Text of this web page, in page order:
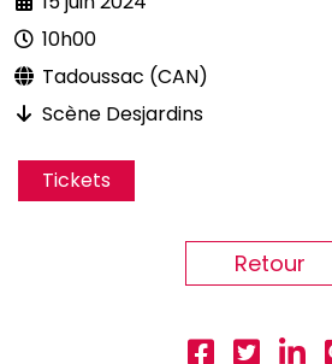
10h00
Tadoussac (CAN)
Scène Desjardins
Tickets
Retour